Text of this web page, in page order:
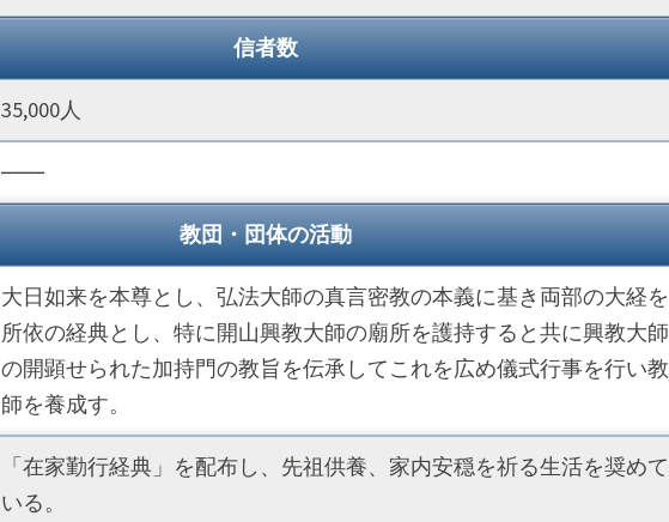
信者数
35,000人
――
教団・団体の活動
大日如来を本尊とし、弘法大師の真言密教の本義に基き両部の大経を
所依の経典とし、特に開山興教大師の廟所を護持すると共に興教大師
の開顕せられた加持門の教旨を伝承してこれを広め儀式行事を行い教
師を養成す。
「在家勤行経典」を配布し、先祖供養、家内安穏を祈る生活を奨めて
いる。